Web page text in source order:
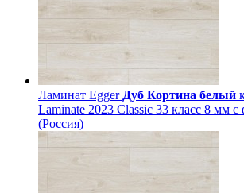
Ламинат Egger Дуб Кортина белый
Laminate 2023 Classic 33 класс 8 мм с
(Россия)